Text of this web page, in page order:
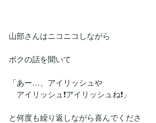
山部さんはニコニコしながら
ボクの話を聞いて
「あー…、アイリッシュや
アイリッシュ❗アイリッシュね❗」
と何度も繰り返しながら喜んでくださ